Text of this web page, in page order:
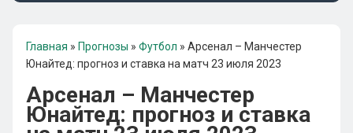
Главная » Прогнозы » Футбол » Арсенал – Манчестер
Юнайтед: прогноз и ставка на матч 23 июля 2023
Арсенал – Манчестер
Юнайтед: прогноз и ставка